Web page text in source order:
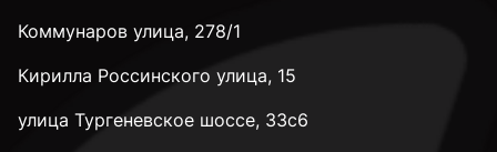
Коммунаров улица, 278/1
Кирилла Россинского улица, 15
улица Тургеневское шоссе, 33с6